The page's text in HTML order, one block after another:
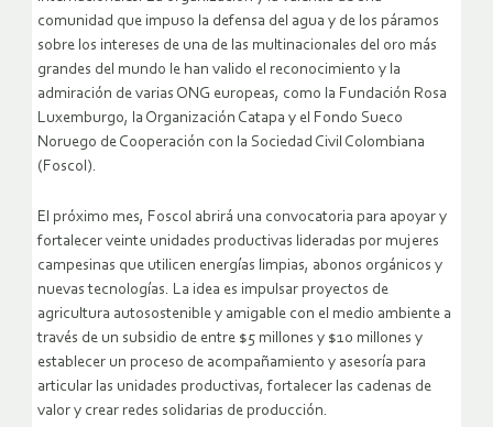
comunidad que impuso la defensa del agua y de los páramos
sobre los intereses de una de las multinacionales del oro más
grandes del mundo le han valido el reconocimiento y la
admiración de varias ONG europeas, como la Fundación Rosa
Luxemburgo, la Organización Catapa y el Fondo Sueco
Noruego de Cooperación con la Sociedad Civil Colombiana
(Foscol).
El próximo mes, Foscol abrirá una convocatoria para apoyar y
fortalecer veinte unidades productivas lideradas por mujeres
campesinas que utilicen energías limpias, abonos orgánicos y
nuevas tecnologías. La idea es impulsar proyectos de
agricultura autosostenible y amigable con el medio ambiente a
través de un subsidio de entre $5 millones y $10 millones y
establecer un proceso de acompañamiento y asesoría para
articular las unidades productivas, fortalecer las cadenas de
valor y crear redes solidarias de producción.